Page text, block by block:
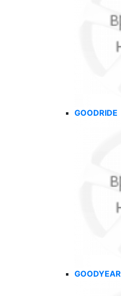
GOODRIDE
GOODYEAR